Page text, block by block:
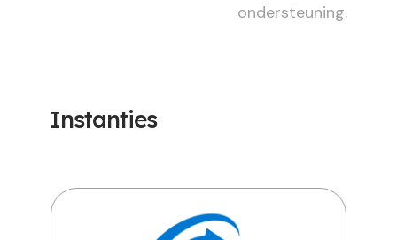
ondersteuning.
Instanties